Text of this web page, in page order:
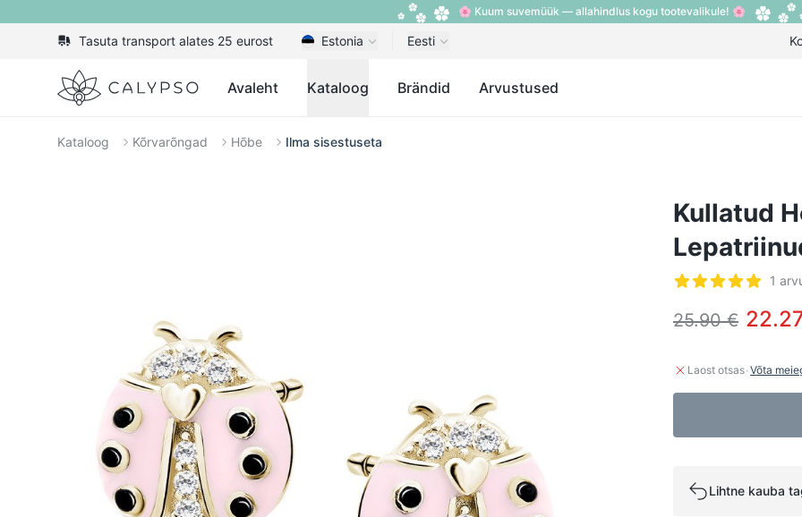
🌸 Kuum suvemüük — allahindlus kogu tootevalikule! 🌸
Tasuta transport alates 25 eurost Estonia Eesti
Calypso Avaleht Kataloog Brändid Arvustused
Kataloog Kõrvarõngad Hõbe Ilma sisestuseta
Kullatud
Arvustused
1
25.90 €
Laost otsas·Võta
Lihtne kauba